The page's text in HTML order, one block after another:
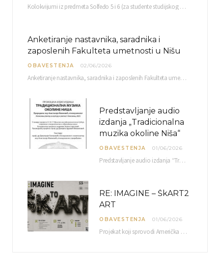
Kolokvijumi iz predmeta Solfeđo 5 i 6 (za studente studijskog programa Muzička teorija) i Metodika…
Anketiranje nastavnika, saradnika i
zaposlenih Fakulteta umetnosti u Nišu
OBAVESTENJA 02/06/2026
Anketiranje nastavnika, saradnika i zaposlenih Fakulteta umetnosti u Nišu radi sačinjavanja Izveštaja o samovrednovanju biće…
Predstavljanje audio
izdanja „Tradicionalna
muzika okoline Niša“
OBAVESTENJA 01/06/2026
Predstavljanje audio izdanja “Tradicionalna muzika okoline Niša” organizuje se u okviru projekta O-10-17 Muzičko nasleđe jugoistočne…
RE: IMAGINE – ŠkART2
ART
OBAVESTENJA 01/06/2026
Projekat koji sprovodi Američka privredna komora uz podrŝku kompanije Philip Morris International, sa ciljem povezivanja…